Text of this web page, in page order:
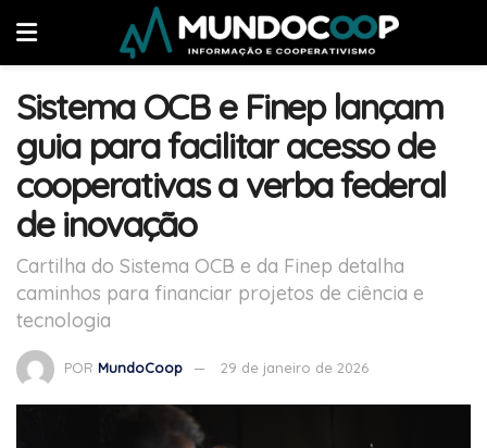
Sistema OCB e Finep lançam
guia para facilitar acesso de
cooperativas a verba federal
de inovação
Cartilha do Sistema OCB e da Finep detalha
caminhos para financiar projetos de ciência e
tecnologia
POR MundoCoop 29 de janeiro de 2026